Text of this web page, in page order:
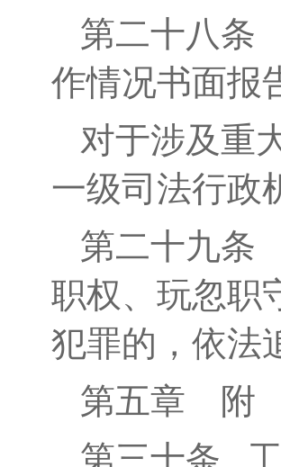
第二十八条
作情况书面报
对于涉及重
一级司法行政
第二十九条
职权、玩忽职
犯罪的，依法
第五章 附
第三十条